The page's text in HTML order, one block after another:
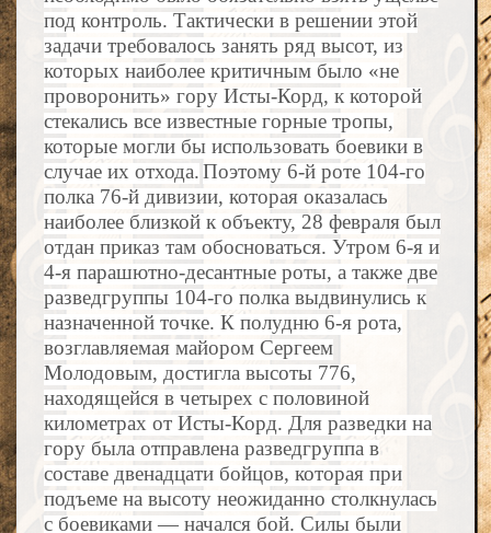
под контроль. Тактически в решении этой
задачи требовалось занять ряд высот, из
которых наиболее критичным было «не
проворонить» гору Исты-Корд, к которой
стекались все известные горные тропы,
которые могли бы использовать боевики в
случае их отхода.Поэтому 6-й роте 104-го
полка 76-й дивизии, которая оказалась
наиболее близкой к объекту, 28 февраля был
отдан приказ там обосноваться. Утром 6-я и
4-я парашютно-десантные роты, а также две
разведгруппы 104-го полка выдвинулись к
назначенной точке. К полудню 6-я рота,
возглавляемая майором Сергеем
Молодовым, достигла высоты 776,
находящейся в четырех с половиной
километрах от Исты-Корд. Для разведки на
гору была отправлена разведгруппа в
составе двенадцати бойцов, которая при
подъеме на высоту неожиданно столкнулась
с боевиками — начался бой. Силы были